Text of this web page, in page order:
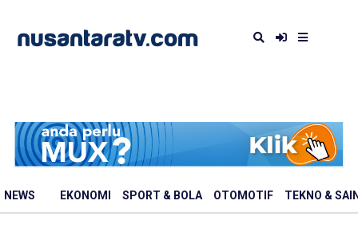
NEWS EKONOMI SPORT & BOLA OTOMOTIF TEKNO &